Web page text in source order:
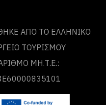
ΑΠΟ ΤO ΕΛΛΗΝΙΚΟ
ΤΟΥΡΙΣΜΟΥ
ΜΗ.Τ.Ε.: